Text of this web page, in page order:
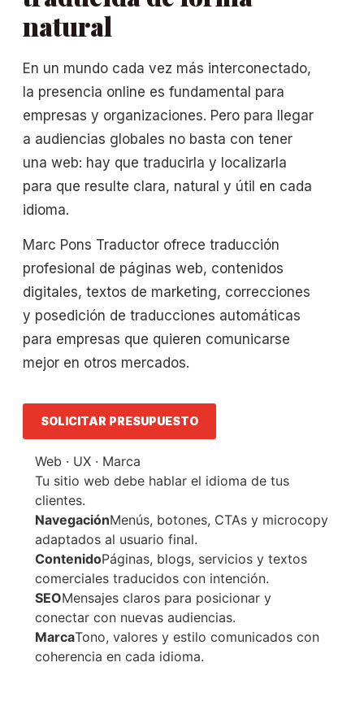
natural
En un mundo cada vez más interconectado,
la presencia online es fundamental para
empresas y organizaciones. Pero para llegar
a audiencias globales no basta con tener
una web: hay que traducirla y localizarla
para que resulte clara, natural y útil en cada
idioma.
Marc Pons Traductor ofrece traducción
profesional de páginas web, contenidos
digitales, textos de marketing, correcciones
y posedición de traducciones automáticas
para empresas que quieren comunicarse
mejor en otros mercados.
SOLICITAR PRESUPUESTO
Web · UX · Marca
Tu sitio web debe hablar el idioma de tus
clientes.
NavegaciónMenús, botones, CTAs y microcopy
adaptados al usuario final.
ContenidoPáginas, blogs, servicios y textos
comerciales traducidos con intención.
SEOMensajes claros para posicionar y
conectar con nuevas audiencias.
MarcaTono, valores y estilo comunicados con
coherencia en cada idioma.